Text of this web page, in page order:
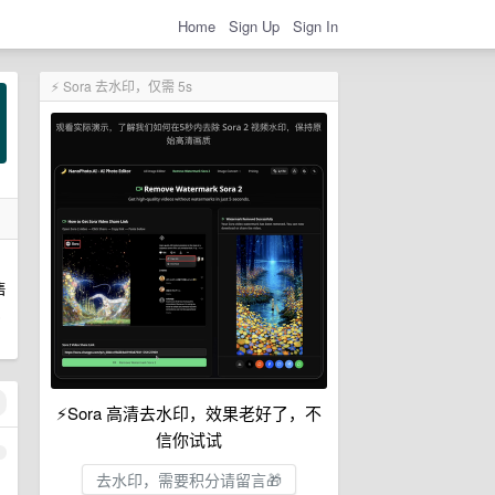
Home Sign Up Sign In
⚡ Sora 去水印，仅需 5s
⚡Sora 高清去水印，效果老好了，不
信你试试
去水印，需要积分请留言🎁